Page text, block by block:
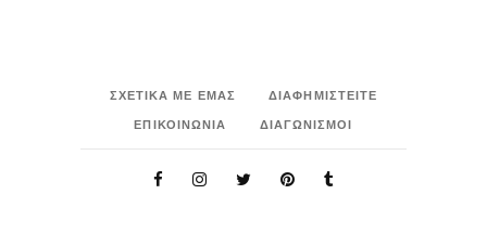
ΣΧΕΤΙΚΑ ΜΕ ΕΜΑΣ
ΔΙΑΦΗΜΙΣΤΕΙΤΕ
ΕΠΙΚΟΙΝΩΝΙΑ
ΔΙΑΓΩΝΙΣΜΟΙ